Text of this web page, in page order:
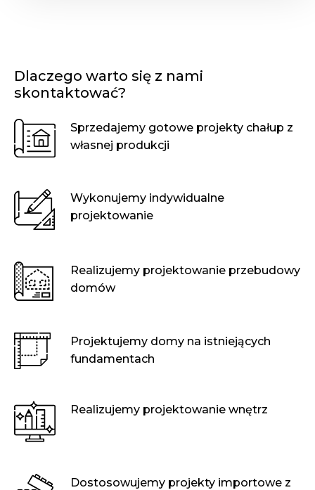
Dlaczego warto się z nami
skontaktować?
Sprzedajemy gotowe projekty chałup z
własnej produkcji
Wykonujemy indywidualne
projektowanie
Realizujemy projektowanie przebudowy
domów
Projektujemy domy na istniejących
fundamentach
Realizujemy projektowanie wnętrz
Dostosowujemy projekty importowe z